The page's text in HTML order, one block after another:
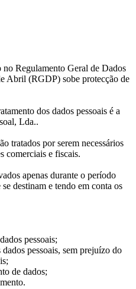
Regulamento Geral de Dados
Abril (RGDP) sobe protecção de
dos dados pessoais é a
Lda..
tratados por serem necessários
comerciais e fiscais.
apenas durante o período
destinam e tendo em conta os
pessoais;
pessoais, sem prejuízo do
de dados;